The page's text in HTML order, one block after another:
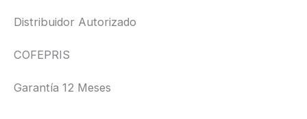
Distribuidor Autorizado
COFEPRIS
Garantía 12 Meses